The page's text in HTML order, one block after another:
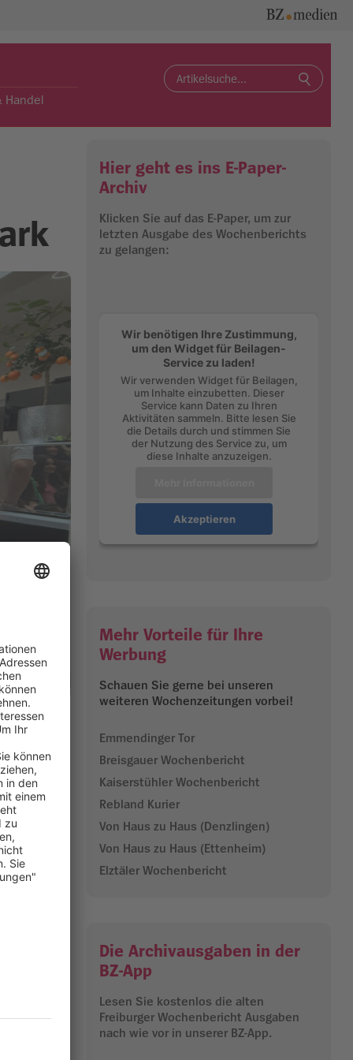
Handel
Search
for:
im
Miss
ersten
statt.
Hier geht es ins E-Paper-
Archiv
Klicken Sie auf das E-Paper, um zur
letzten Ausgabe des Wochenberichts
zu gelangen:
Wir benötigen Ihre Zustimmung,
um den Widget für Beilagen-
Service zu laden!
Wir verwenden Widget für Beilagen,
um Inhalte einzubetten. Dieser
Service kann Daten zu Ihren
Aktivitäten sammeln. Bitte lesen Sie
die Details durch und stimmen Sie
der Nutzung des Service zu, um
diese Inhalte anzuzeigen.
Akzeptieren
Mehr Vorteile für Ihre
Werbung
Schauen Sie gerne bei unseren
weiteren Wochenzeitungen vorbei!
Emmendinger Tor
Breisgauer Wochenbericht
Kaiserstühler Wochenbericht
Rebland Kurier
Von Haus zu Haus (Denzlingen)
Von Haus zu Haus (Ettenheim)
Elztäler Wochenbericht
Die Archivausgaben in der
BZ-App
Lesen Sie kostenlos die alten
Freiburger Wochenbericht Ausgaben
nach wie vor in unserer BZ-App.